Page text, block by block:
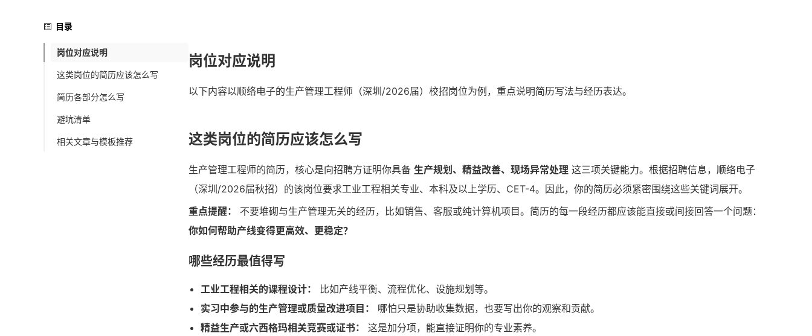
目录
岗位对应说明
这类岗位的简历应该怎么写
简历各部分怎么写
避坑清单
相关文章与模板推荐
岗位对应说明
以下内容以顺络电子的生产管理工程师（深圳/2026届）校招岗位为例，重点说明简历写法与经历表达。
这类岗位的简历应该怎么写
生产管理工程师的简历，核心是向招聘方证明你具备 生产规划、精益改善、现场异常处理 这三项关键能力。根据招聘信息，顺络电子
（深圳/2026届秋招）的该岗位要求工业工程相关专业、本科及以上学历、CET-4。因此，你的简历必须紧密围绕这些关键词展开。
重点提醒：
不要堆砌与生产管理无关的经历，比如销售、客服或纯计算机项目。简历的每一段经历都应该能直接或间接回答一个问题：
你如何帮助产线变得更高效、更稳定？
哪些经历最值得写
工业工程相关的课程设计：
比如产线平衡、流程优化、设施规划等。
实习中参与的生产管理或质量改进项目：
哪怕只是协助收集数据，也要写出你的观察和贡献。
精益生产或六西格玛相关竞赛或证书：
这是加分项，能直接证明你的专业素养。